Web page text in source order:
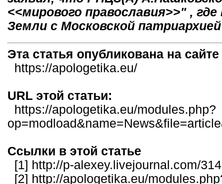
<<мирового православия>>" ,
Земли с Московской патриархией
Эта статья опубликована на
https://apologetika.eu/
URL этой статьи:
https://apologetika.eu/modules.php?
Ссылки в этой статье
[1] http://p-alexey.livejournal.com/
[2] http://apologetika.eu/